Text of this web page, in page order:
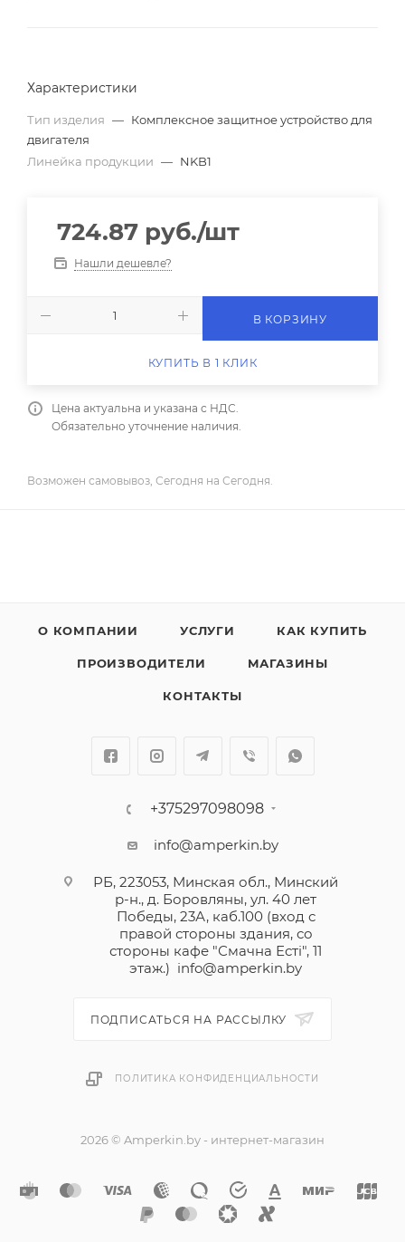
Характеристики
Тип изделия — Комплексное защитное устройство для
двигателя
Линейка продукции — NKB1
724.87 руб./шт
Нашли дешевле?
В КОРЗИНУ
КУПИТЬ В 1 КЛИК
Цена актуальна и указана с НДС.
Обязательно уточнение наличия.
Возможен самовывоз, Сегодня на Сегодня.
О КОМПАНИИ УСЛУГИ КАК КУПИТЬ
ПРОИЗВОДИТЕЛИ МАГАЗИНЫ
КОНТАКТЫ
+375297098098
info@amperkin.by
РБ, 223053, Минская обл., Минский
р-н., д. Боровляны, ул. 40 лет
Победы, 23А, каб.100 (вход с
правой стороны здания, со
стороны кафе "Смачна Естi", 11
этаж.) info@amperkin.by
ПОДПИСАТЬСЯ НА РАССЫЛКУ
ПОЛИТИКА КОНФИДЕНЦИАЛЬНОСТИ
2026 © Amperkin.by - интернет-магазин